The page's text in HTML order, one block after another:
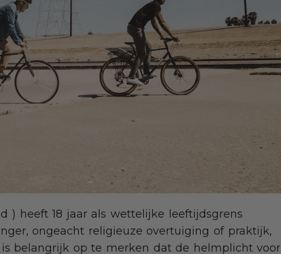
) heeft 18 jaar als wettelijke leeftijdsgrens
ongeacht religieuze overtuiging of praktijk,
belangrijk op te merken dat de helmplicht voor